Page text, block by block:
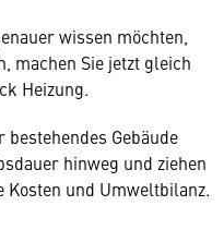
wissen möchten,
machen Sie jetzt gleich
Heizung.
Gebäude
hinweg und ziehen
Kosten und Umweltbilanz.